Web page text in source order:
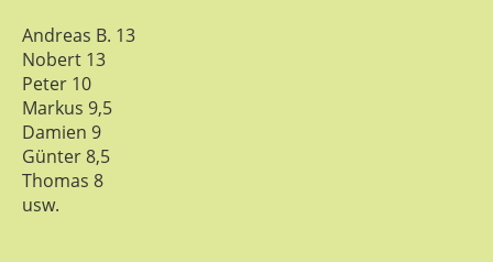
Andreas B. 13
Nobert 13
Peter 10
Markus 9,5
Damien 9
Günter 8,5
Thomas 8
usw.